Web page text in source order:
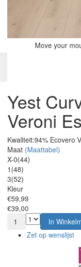
Move your
Yest
Veroni
Kwaliteit:94% Ecovero
Maat (Maattabel)
X-0(44)
1(48)
3(52)
Kleur
€59,99
€39,00
1
In
Zet op wenslijst